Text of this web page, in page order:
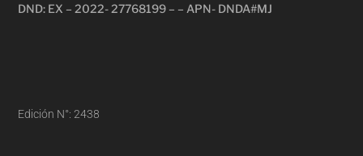
DND: EX – 2022- 27768199 – – APN- DNDA#MJ
Edición N°: 2438